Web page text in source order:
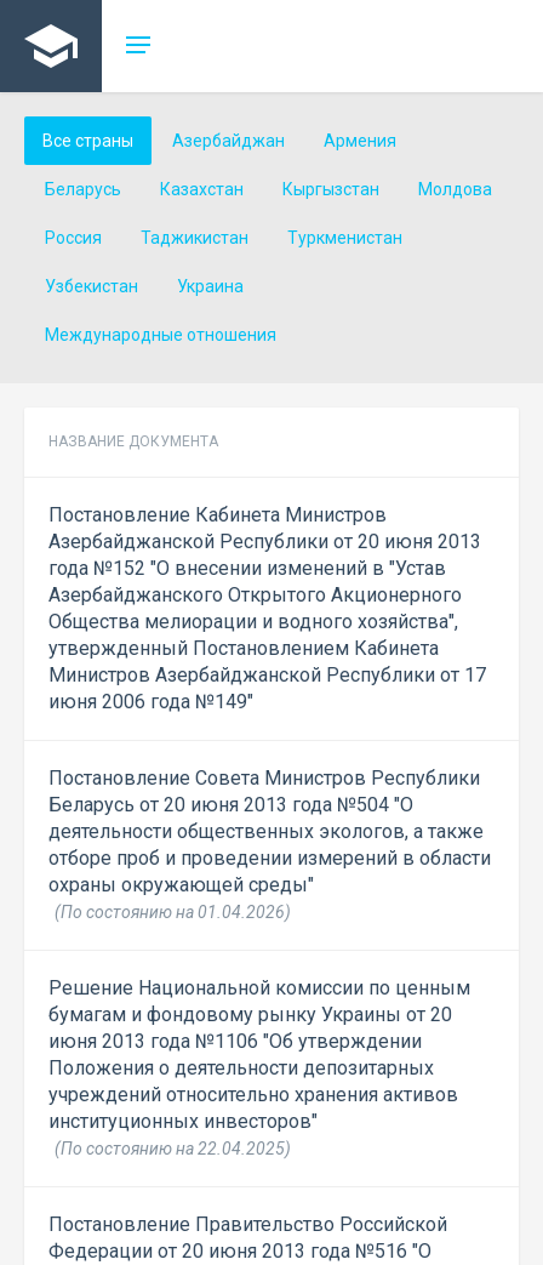
Все страны Азербайджан Армения
Беларусь Казахстан Кыргызстан Молдова
Россия Таджикистан Туркменистан
Узбекистан Украина
Международные отношения
НАЗВАНИЕ ДОКУМЕНТА
Постановление Кабинета Министров
Азербайджанской Республики от 20 июня 2013
года №152 "О внесении изменений в "Устав
Азербайджанского Открытого Акционерного
Общества мелиорации и водного хозяйства",
утвержденный Постановлением Кабинета
Министров Азербайджанской Республики от 17
июня 2006 года №149"
Постановление Совета Министров Республики
Беларусь от 20 июня 2013 года №504 "О
деятельности общественных экологов, а также
отборе проб и проведении измерений в области
охраны окружающей среды"
(По состоянию на 01.04.2026)
Решение Национальной комиссии по ценным
бумагам и фондовому рынку Украины от 20
июня 2013 года №1106 "Об утверждении
Положения о деятельности депозитарных
учреждений относительно хранения активов
институционных инвесторов"
(По состоянию на 22.04.2025)
Постановление Правительство Российской
Федерации от 20 июня 2013 года №516 "О